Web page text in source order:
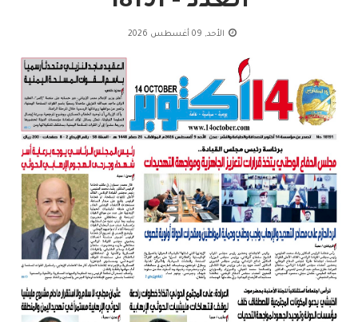
الأحد, 09 أغسطس 2026